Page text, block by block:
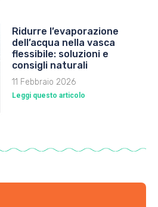
Ridurre l’evaporazione
dell’acqua nella vasca
flessibile: soluzioni e
consigli naturali
11 Febbraio 2026
Leggi questo articolo